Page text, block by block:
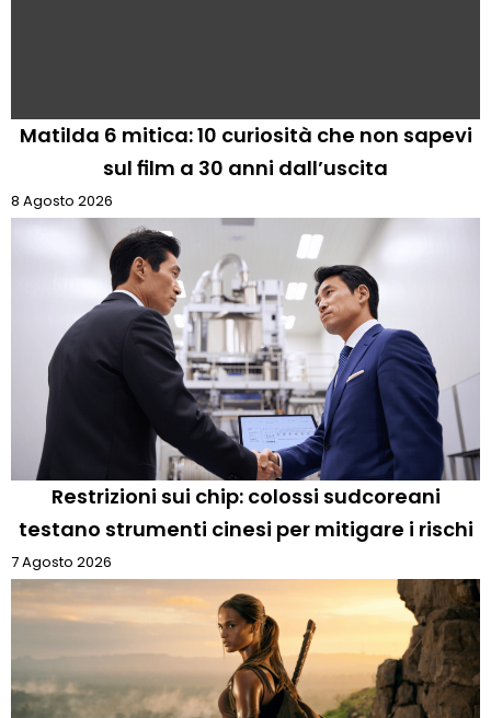
Matilda 6 mitica: 10 curiosità che non sapevi
sul film a 30 anni dall’uscita
8 Agosto 2026
Restrizioni sui chip: colossi sudcoreani
testano strumenti cinesi per mitigare i rischi
7 Agosto 2026